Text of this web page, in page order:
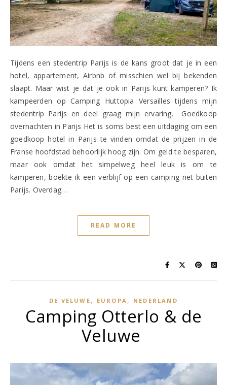
Tijdens een stedentrip Parijs is de kans groot dat je in een
hotel, appartement, Airbnb of misschien wel bij bekenden
slaapt. Maar wist je dat je ook in Parijs kunt kamperen? Ik
kampeerden op Camping Huttopia Versailles tijdens mijn
stedentrip Parijs en deel graag mijn ervaring. Goedkoop
overnachten in Parijs Het is soms best een uitdaging om een
goedkoop hotel in Parijs te vinden omdat de prijzen in de
Franse hoofdstad behoorlijk hoog zijn. Om geld te besparen,
maar ook omdat het simpelweg heel leuk is om te
kamperen, boekte ik een verblijf op een camping net buiten
Parijs. Overdag…
READ MORE
DE VELUWE , EUROPA , NEDERLAND
Camping Otterlo & de
Veluwe